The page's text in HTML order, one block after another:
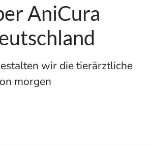
AniCura
wir die tierärztliche
morgen